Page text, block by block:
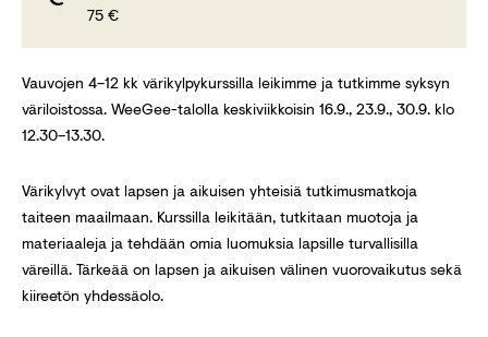
75 €
Vauvojen 4–12 kk värikylpykurssilla leikimme ja tutkimme syksyn
väriloistossa. WeeGee-talolla keskiviikkoisin 16.9., 23.9., 30.9. klo
12.30–13.30.
Värikylvyt ovat lapsen ja aikuisen yhteisiä tutkimusmatkoja
taiteen maailmaan. Kurssilla leikitään, tutkitaan muotoja ja
materiaaleja ja tehdään omia luomuksia lapsille turvallisilla
väreillä. Tärkeää on lapsen ja aikuisen välinen vuorovaikutus sekä
kiireetön yhdessäolo.